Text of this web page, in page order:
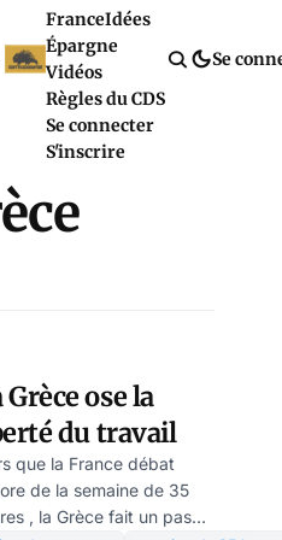
FranceIdées
Épargne
Vidéos
Règles du CDS
Se connecter
S'inscrire
Se
Grèce ose la
du travail
que la France débat
de la semaine de 35
, la Grèce fait un pas